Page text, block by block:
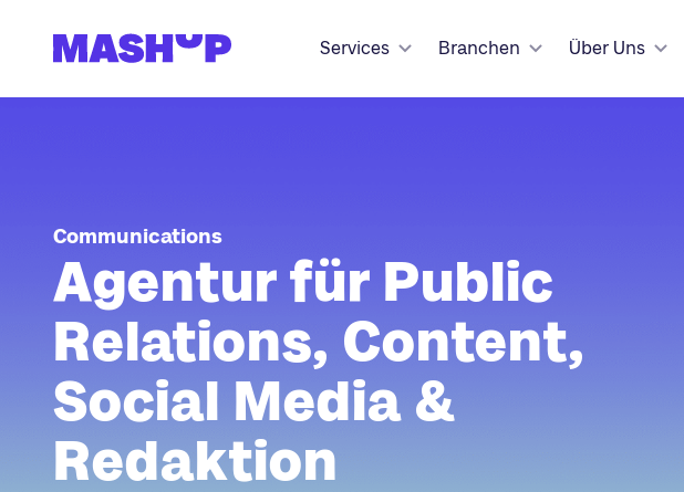
Services
Branchen Über Uns
Communications
Agentur für Public
Relations, Content,
Social Media &
Redaktion